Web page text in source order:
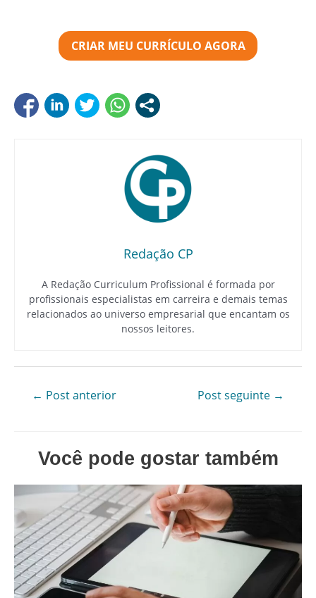
CRIAR MEU CURRÍCULO AGORA
Redação CP
A Redação Curriculum Profissional é formada por
profissionais especialistas em carreira e demais temas
relacionados ao universo empresarial que encantam os
nossos leitores.
Navegação
← Post anterior Post seguinte →
Você pode gostar também